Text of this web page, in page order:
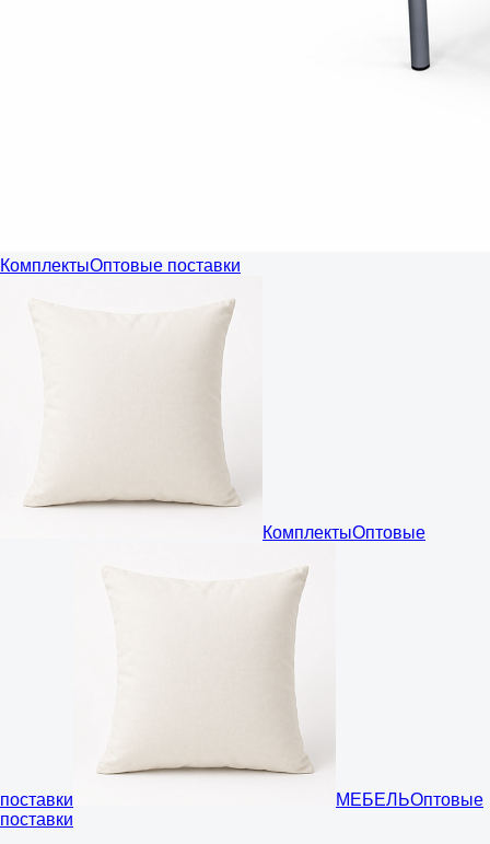
КомплектыОптовые поставки
КомплектыОптовые
поставки МЕБЕЛЬОптовые
поставки